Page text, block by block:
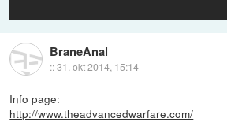
BraneAnal
::31. okt 2014, 15:14
Info page:
http://www.theadvancedwarfare.com/